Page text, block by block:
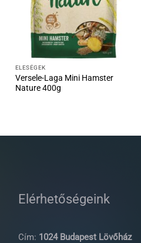
ELESÉGEK
Versele-Laga Mini Hamster
Nature 400g
Elérhetőségeink
Cím: 1024 Budapest Lövőház